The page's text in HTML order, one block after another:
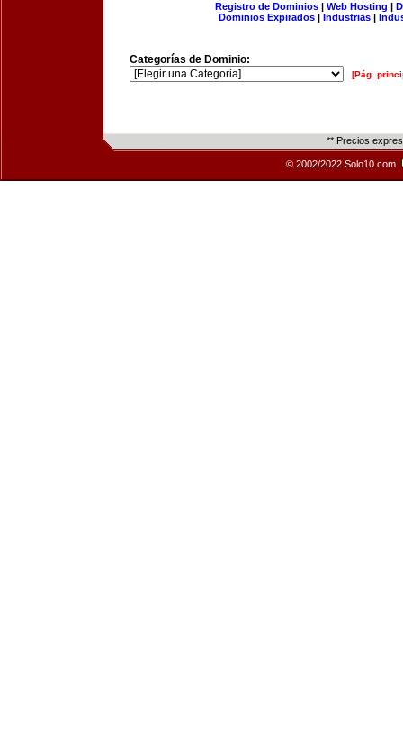
Registro de Dominios| Web Hosting |
Dominios Expirados | Industrias |
Categorías de Dominio:
[Pág.
** Precios
© 2002/2022 Solo10.com